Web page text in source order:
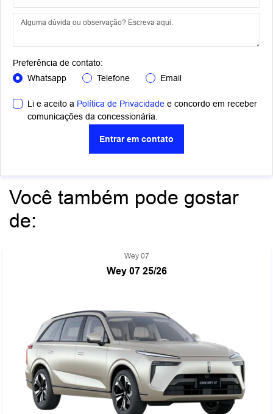
Preferência de contato:
Whatsapp
Telefone Email
Li e aceito a Política de Privacidade e concordo em receber
comunicações da concessionária.
Entrar em contato
Você também pode gostar
de:
Wey 07
Wey 07 25/26